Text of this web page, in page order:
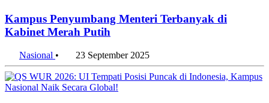
Kampus Penyumbang Menteri Terbanyak di
Kabinet Merah Putih
Nasional • 23 September 2025